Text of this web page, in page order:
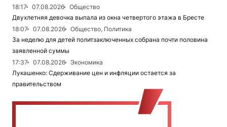
18:17
07.08.2026
Общество
Двухлетняя девочка выпала из окна четвертого этажа в Бресте
18:07
07.08.2026
Общество, Политика
За неделю для детей политзаключенных собрана почти половина
заявленной суммы
17:37
07.08.2026
Экономика
Лукашенко: Сдерживание цен и инфляции остается за
правительством